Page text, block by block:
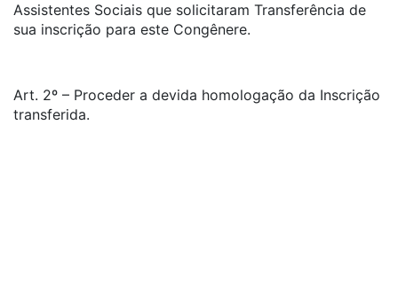
Assistentes Sociais que solicitaram Transferência de
sua inscrição para este Congênere.
Art. 2º – Proceder a devida homologação da Inscrição
transferida.